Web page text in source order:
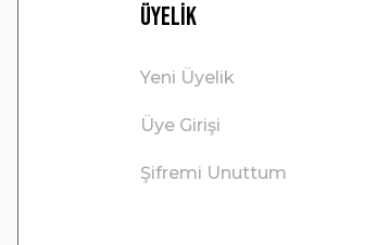
Üyelik
Yeni Üyelik
Üye Girişi
Şifremi Unuttum